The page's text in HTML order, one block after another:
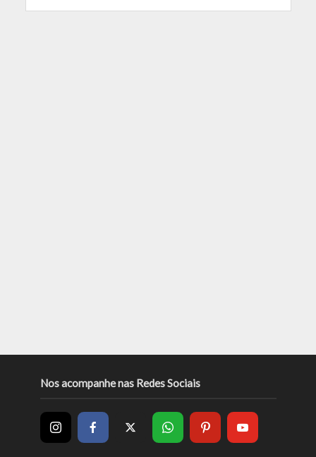
Nos acompanhe nas Redes Sociais